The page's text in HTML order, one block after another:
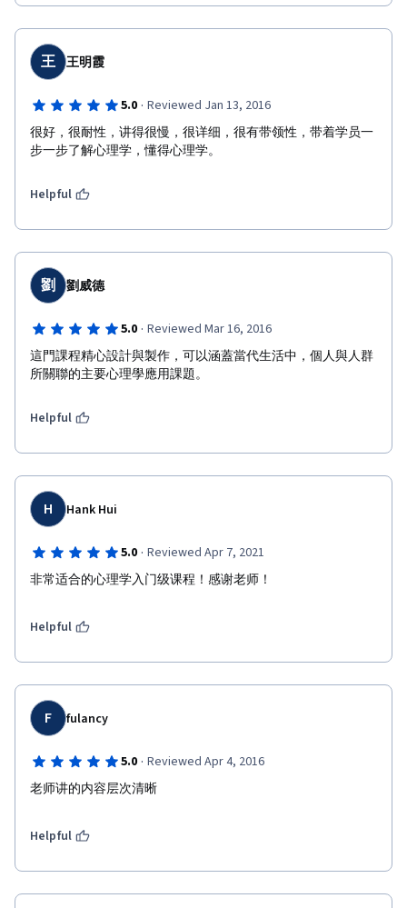
王 王明霞
5.0 · Reviewed Jan 13, 2016
很好，很耐性，讲得很慢，很详细，很有带领性，带着学员一
步一步了解心理学，懂得心理学。
Helpful
劉 劉威德
5.0 · Reviewed Mar 16, 2016
這門課程精心設計與製作，可以涵蓋當代生活中，個人與人群
所關聯的主要心理學應用課題。
Helpful
H Hank Hui
5.0 · Reviewed Apr 7, 2021
非常适合的心理学入门级课程！感谢老师！
Helpful
F fulancy
5.0 · Reviewed Apr 4, 2016
老师讲的内容层次清晰
Helpful